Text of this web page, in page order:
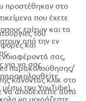
προσφορές, τις
και πολλά άλλα
να μάθετε πώς
προστέθηκαν στο
που έχετε
τρίτων και τα
από την εν
για να σας
μέσω του YouTube),
να μοιράζεστε
του
και
σας,
παρακολούθησης/
κάνοντας κλικ στο
να αποδεχτείτε αυτά